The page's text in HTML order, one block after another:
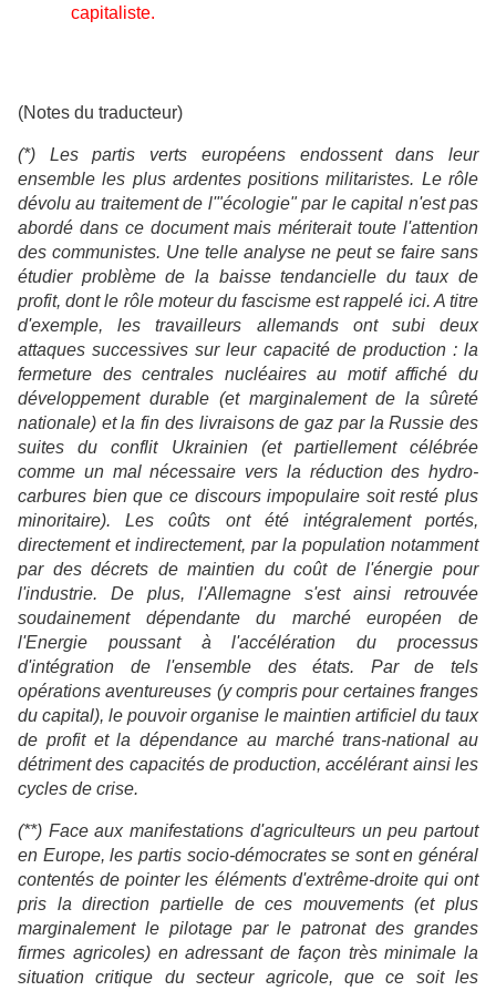
capitaliste.
(Notes du traducteur)
(*) Les partis verts européens endossent dans leur
ensemble les plus ardentes positions militaristes. Le rôle
dévolu au traitement de l'"écologie" par le capital n'est pas
abordé dans ce document mais mériterait toute l'attention
des communistes. Une telle analyse ne peut se faire sans
étudier problème de la baisse tendancielle du taux de
profit, dont le rôle moteur du fascisme est rappelé ici. A titre
d'exemple, les travailleurs allemands ont subi deux
attaques successives sur leur capacité de production : la
fermeture des centrales nucléaires au motif affiché du
développement durable (et marginalement de la sûreté
nationale) et la fin des livraisons de gaz par la Russie des
suites du conflit Ukrainien (et partiellement célébrée
comme un mal nécessaire vers la réduction des hydro-
carbures bien que ce discours impopulaire soit resté plus
minoritaire). Les coûts ont été intégralement portés,
directement et indirectement, par la population notamment
par des décrets de maintien du coût de l'énergie pour
l'industrie. De plus, l'Allemagne s'est ainsi retrouvée
soudainement dépendante du marché européen de
l'Energie poussant à l'accélération du processus
d'intégration de l'ensemble des états. Par de tels
opérations aventureuses (y compris pour certaines franges
du capital), le pouvoir organise le maintien artificiel du taux
de profit et la dépendance au marché trans-national au
détriment des capacités de production, accélérant ainsi les
cycles de crise.
(**) Face aux manifestations d'agriculteurs un peu partout
en Europe, les partis socio-démocrates se sont en général
contentés de pointer les éléments d'extrême-droite qui ont
pris la direction partielle de ces mouvements (et plus
marginalement le pilotage par le patronat des grandes
firmes agricoles) en adressant de façon très minimale la
situation critique du secteur agricole, que ce soit les